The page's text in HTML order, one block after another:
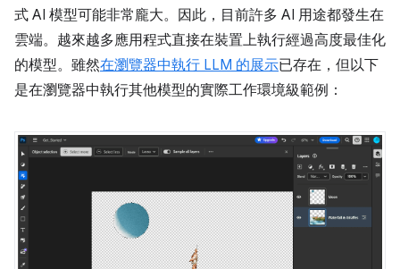
式 AI 模型可能非常龐大。因此，目前許多 AI 用途都發生在
雲端。越來越多應用程式直接在裝置上執行經過高度最佳化
的模型。雖然在瀏覽器中執行 LLM 的展示已存在，但以下
是在瀏覽器中執行其他模型的實際工作環境級範例：